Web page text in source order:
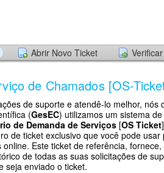
Abrir Novo Ticket
de Chamados [OS-
de suporte e atendê-lo melhor, nós
(GesEC) utilizamos um sistema
de Demanda de Serviços [OS Ticket
de ticket exclusivo que você pode
Este ticket de referência,
de todas as suas solicitações de
seja enviado o ticket.